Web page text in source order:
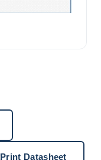
Print Datasheet